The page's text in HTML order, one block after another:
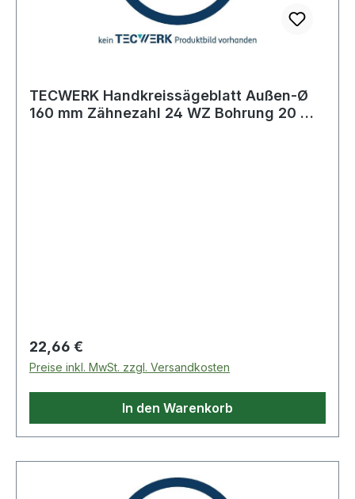
TECWERK Handkreissägeblatt Außen-Ø
160 mm Zähnezahl 24 WZ Bohrung 20 mm
Regulärer Preis:
22,66 €
Preise inkl. MwSt. zzgl. Versandkosten
In den Warenkorb